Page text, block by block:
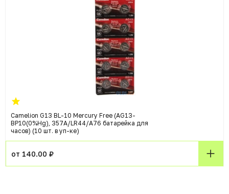
Camelion G13 BL-10 Mercury Free (AG13-
BP10(0%Hg), 357A/LR44/A76 батарейка для
часов) (10 шт. в уп-ке)
от 140.00 ₽